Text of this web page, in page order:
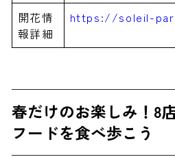
開花情
報詳細
https://soleil-
春だけのお楽しみ！8
フードを食べ歩こう